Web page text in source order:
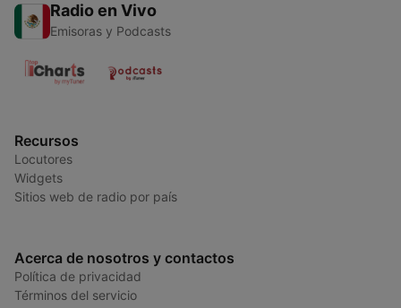
Radio en Vivo
Emisoras y Podcasts
Recursos
Locutores
Widgets
Sitios web de radio por país
Acerca de nosotros y contactos
Política de privacidad
Términos del servicio